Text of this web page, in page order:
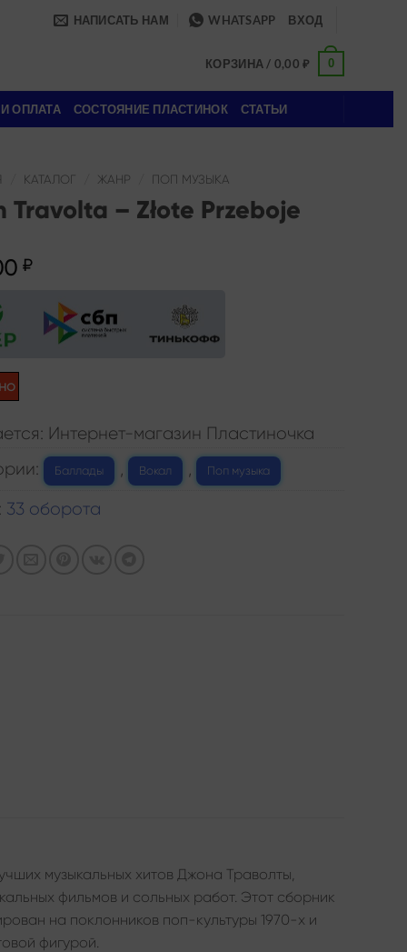
НАПИСАТЬ НАМ WHATSAPP ВХОД
КОРЗИНА / 0,00₽ 0
ОПЛАТА СОСТОЯНИЕ ПЛАСТИНОК СТАТЬИ
КАТАЛОГ ЖАНР ПОП МУЗЫКА
Travolta – Złote Przeboje
₽
Интернет-магазин Пластиночка
Баллады , Вокал , Поп музыка
33 оборота
музыкальных хитов Джона Траволты,
фильмов и сольных работ. Этот сборник
на поклонников поп-культуры 1970-х и
фигурой.